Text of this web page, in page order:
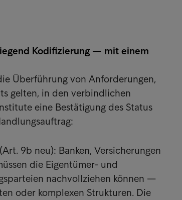
Kodifizierung — mit einem
Überführung von Anforderungen,
gelten, in den verbindlichen
eine Bestätigung des Status
9b neu): Banken, Versicherungen
die Eigentümer- und
nachvollziehen können —
oder komplexen Strukturen. Die